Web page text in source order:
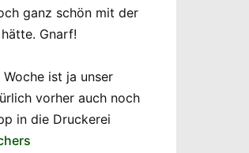
ganz schön mit der
Gnarf!
ist ja unser
vorher auch noch
in die Druckerei